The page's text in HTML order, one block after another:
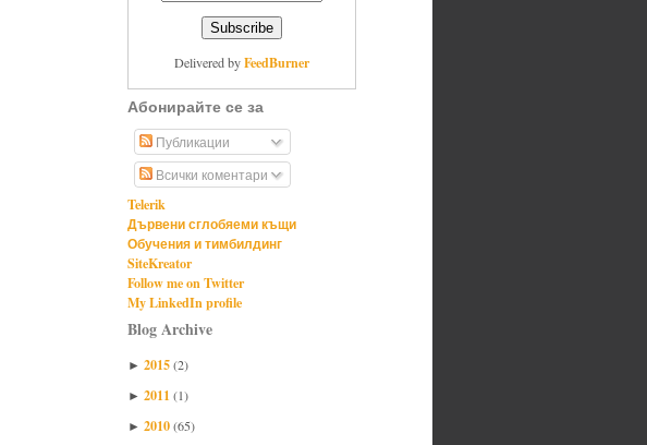
Delivered byFeedBurner
Абонирайте се за
Публикации
Всички коментари
Telerik
Дървени сглобяеми къщи
Обучения и тимбилдинг
SiteKreator
Follow me on Twitter
My LinkedIn profile
Blog Archive
► 2015(2)
► 2011(1)
► 2010(65)